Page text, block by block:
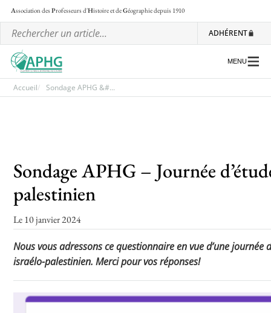
Association desProfesseurs d'Histoire et deGéographiedepuis 1910
ADHÉRENT
Les ateliers nationaux
Communiqués et motions
Lettre d’information de l’APHG
L’APHG dans la presse
MENU
Accueil Sondage APHG &#...
Sondage APHG – Journée
palestinien
Le 10 janvier 2024
Nous vous adressons ce questionnaire en vue d’une
israélo-palestinien. Merci pour vos réponses!